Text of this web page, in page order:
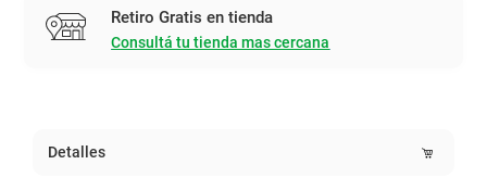
Retiro Gratis en tienda
Consultá tu tienda mas cercana
Detalles